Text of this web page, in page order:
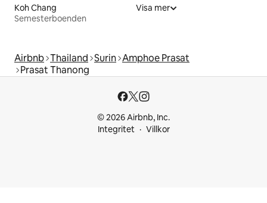
Koh Chang
Semesterboenden
Visa mer
Airbnb Thailand Surin Amphoe Prasat
Prasat Thanong
© 2026 Airbnb, Inc.
Integritet
Villkor